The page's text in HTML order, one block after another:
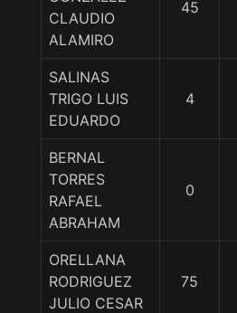
CLAUDIO
ALAMIRO
45
SALINAS
TRIGO LUIS
EDUARDO
4
BERNAL
TORRES
RAFAEL
ABRAHAM
0
ORELLANA
RODRIGUEZ
JULIO CESAR
75